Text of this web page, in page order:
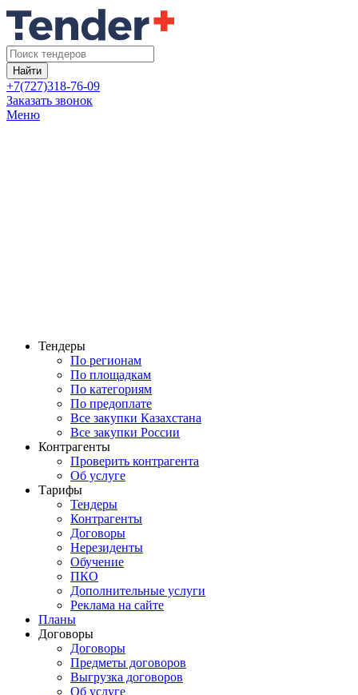
Найти
+7(727)318-76-09
Заказать звонок
Меню
Тендеры
По регионам
По площадкам
По категориям
По предоплате
Все закупки Казахстана
Все закупки России
Контрагенты
Проверить контрагента
Об услуге
Тарифы
Тендеры
Контрагенты
Договоры
Нерезиденты
Обучение
ПКО
Дополнительные услуги
Реклама на сайте
Планы
Договоры
Договоры
Предметы договоров
Выгрузка договоров
Об услуге